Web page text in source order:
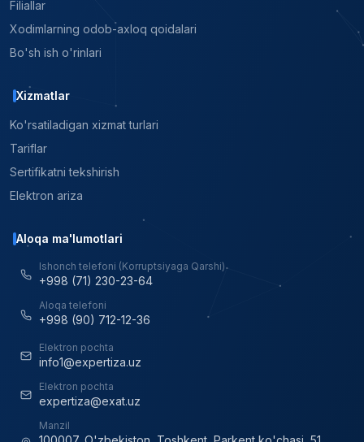
Filiallar
Xodimlarning odob-axloq qoidalari
Bo'sh ish o'rinlari
Xizmatlar
Ko'rsatiladigan xizmat turlari
Tariflar
Sertifikatni tekshirish
Elektron ariza
Aloqa ma'lumotlari
Ishonch telefoni (Korruptsiyaga Qarshi)
+998 (71) 230-23-64
Aloqa telefoni
+998 (90) 712-12-36
Elektron pochta
info1@expertiza.uz
Elektron pochta
expertiza@exat.uz
Manzil